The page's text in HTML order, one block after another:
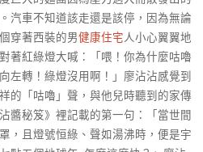
汽車不知道該走還是該停，因為無論
穿著西裝的男健康住宅人小心翼翼地
著紅綠燈大喊：「喂！你為什麼咕嚕
左轉！綠燈沒用啊！」廖沾沾感覺到
的「咕嚕」聲，與他兒時聽到的家傳
醬秘笈》裡記載的第一句：「當世間
，且燈號恒綠、聲如湯沸時，便是宇